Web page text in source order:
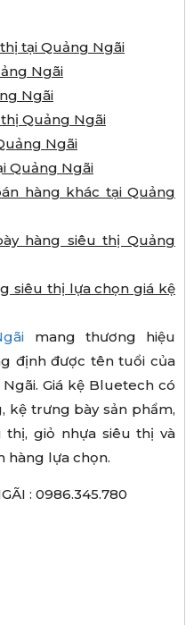
tại Quảng Ngãi
Ngãi
Ngãi
Quảng Ngãi
Ngãi
Quảng Ngãi
hàng khác tại Quảng
hàng siêu thị Quảng
siêu thị lựa chọn giá kệ
mang thương hiệu
định được tên tuổi của
Giá kệ Bluetech có
kệ trưng bày sản phẩm,
thị, giỏ nhựa siêu thị và
hàng lựa chọn.
: 0986.345.780